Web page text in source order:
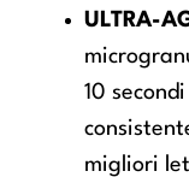
ULTRA-
10
migliori